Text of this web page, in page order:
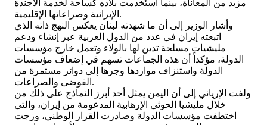
مزيد من المعاناة، بينما استُخدمت بلاده كساحة لخدمة الأجندة
الإيرانية وصراعاتها الإقليمية.
وأشار الوزير إلى أن ما شهدته لبنان يعكس النهج ذاته الذي
اتبعته إيران في عدد من الدول العربية عبر إنشاء ودعم
مليشيات مسلحة تدين لها بالولاء وتعمل خارج مؤسسات
الدولة، مؤكداً أن هذه الجماعات تسهم في إضعاف مؤسسات
الدولة واستنزاف مواردها وجرها إلى دوائر مستمرة من
الفوضى والصراعات.
ولفت الإرياني إلى أن اليمن يمثل أحد أبرز النماذج على ذلك من
خلال مليشيا الحوثي الإرهابية المدعومة من إيران، والتي
اختطفت مؤسسات الدولة وصادرت القرار الوطني، وزجت